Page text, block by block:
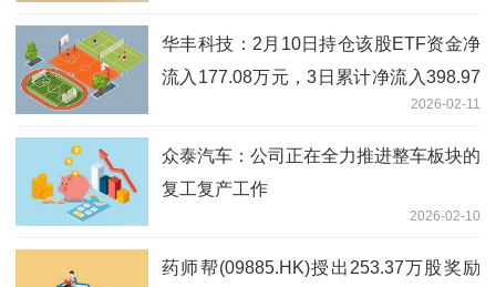
华丰科技：2月10日持仓该股ETF资金净
流入177.08万元，3日累计净流入398.97
2026-02-11
众泰汽车：公司正在全力推进整车板块的
复工复产工作
2026-02-10
药师帮(09885.HK)授出253.37万股奖励